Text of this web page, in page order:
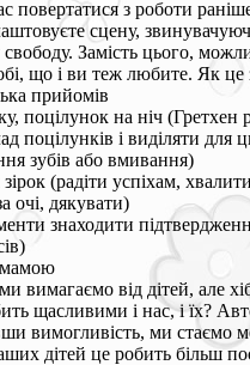
повертатися з роботи
сцену,
Замість цього,
що і ви теж любите. Як
прийомів
поцілунок на ніч (Гретхен
поцілунків і виділяти для
зубів або вмивання)
(радіти успіхам,
очі, дякувати)
знаходити
вимагаємо від дітей, але
щасливими і нас, і їх?
вимогливість, ми стаємо
дітей це робить більш